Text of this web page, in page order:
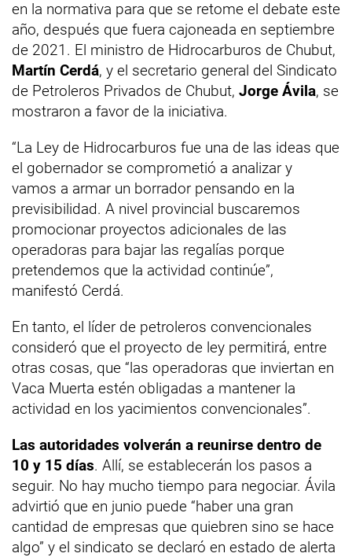
en la normativa para que se retome el debate este
año, después que fuera cajoneada en septiembre
de 2021. El ministro de Hidrocarburos de Chubut,
Martín Cerdá, y el secretario general del Sindicato
de Petroleros Privados de Chubut, Jorge Ávila, se
mostraron a favor de la iniciativa.
“La Ley de Hidrocarburos fue una de las ideas que
el gobernador se comprometió a analizar y
vamos a armar un borrador pensando en la
previsibilidad. A nivel provincial buscaremos
promocionar proyectos adicionales de las
operadoras para bajar las regalías porque
pretendemos que la actividad continúe”,
manifestó Cerdá.
En tanto, el líder de petroleros convencionales
consideró que el proyecto de ley permitirá, entre
otras cosas, que “las operadoras que inviertan en
Vaca Muerta estén obligadas a mantener la
actividad en los yacimientos convencionales”.
Las autoridades volverán a reunirse dentro de
10 y 15 días. Allí, se establecerán los pasos a
seguir. No hay mucho tiempo para negociar. Ávila
advirtió que en junio puede “haber una gran
cantidad de empresas que quiebren sino se hace
algo” y el sindicato se declaró en estado de alerta